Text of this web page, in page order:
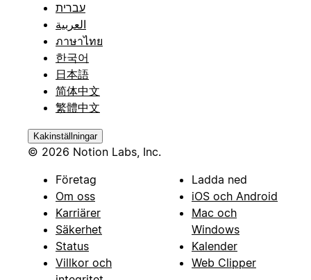
עברית
العربية
ภาษาไทย
한국어
日本語
简体中文
繁體中文
Kakinställningar
© 2026 Notion Labs, Inc.
Företag
Om oss
Karriärer
Säkerhet
Status
Villkor och
Ladda ned
iOS och Android
Mac och
Windows
Kalender
Web Clipper